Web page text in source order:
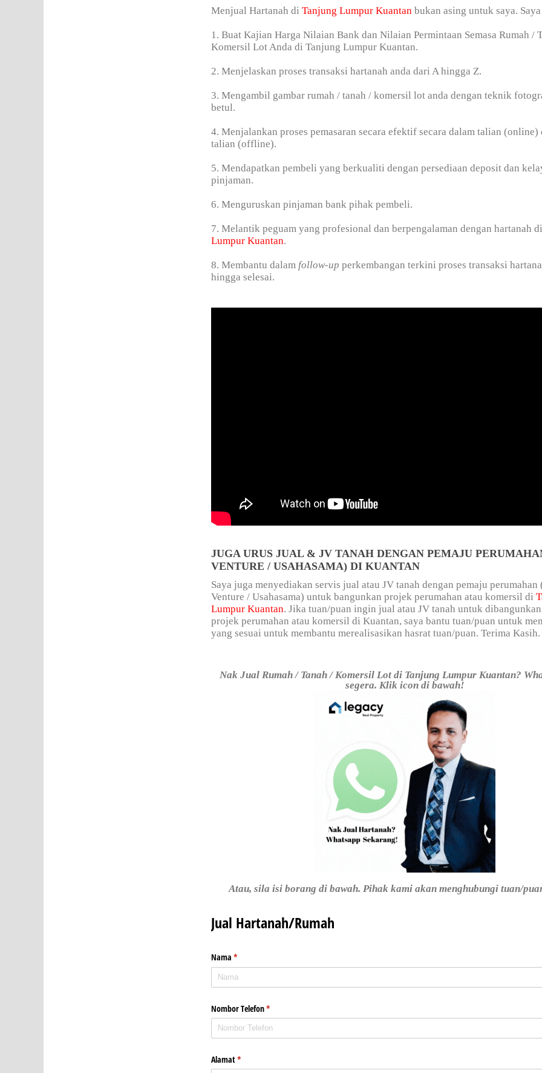
Menjual Hartanah diTanjung Lumpur Kuantan bukan asing untuk saya.
1. Buat Kajian Harga Nilaian Bank dan Nilaian Permintaan Semasa Rumah /
Komersil Lot Anda di Tanjung Lumpur Kuantan.
2. Menjelaskan proses transaksi hartanah anda dari A hingga Z.
3. Mengambil gambar rumah / tanah / komersil lot anda dengan teknik
betul.
4. Menjalankan proses pemasaran secara efektif secara dalam talian (online)
talian (offline).
5. Mendapatkan pembeli yang berkualiti dengan persediaan deposit dan
pinjaman.
6. Menguruskan pinjaman bank pihak pembeli.
7. Melantik peguam yang profesional dan berpengalaman dengan hartanah
Lumpur Kuantan.
8. Membantu dalam follow-up perkembangan terkini proses transaksi
hingga selesai.
JUGA URUS JUAL & JV TANAH DENGAN PEMAJU
VENTURE / USAHASAMA) DI KUANTAN
Saya juga menyediakan servis jual atau JV tanah dengan pemaju perumahan
Venture / Usahasama) untuk bangunkan projek perumahan atau komersil di
Lumpur Kuantan. Jika tuan/puan ingin jual atau JV tanah untuk
projek perumahan atau komersil di Kuantan, saya bantu tuan/puan untuk
yang sesuai untuk membantu merealisasikan hasrat tuan/puan. Terima Kasih.
Nak Jual Rumah / Tanah / Komersil Lot di Tanjung Lumpur Kuantan?
segera. Klik icon di bawah!
Atau, sila isi borang di bawah. Pihak kami akan menghubungi tuan/